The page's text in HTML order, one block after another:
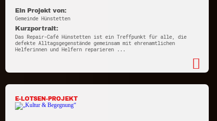
Ein Projekt von:
Gemeinde Hünstetten
Kurzportrait:
Das Repair-Café Hünstetten ist ein Treffpunkt für alle, die
defekte Alltagsgegenstände gemeinsam mit ehrenamtlichen
Helferinnen und Helfern reparieren ...
E-LOTSEN-PROJEKT